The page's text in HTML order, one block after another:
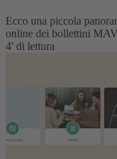
Ecco una piccola
online dei bollettini
4' di lettura